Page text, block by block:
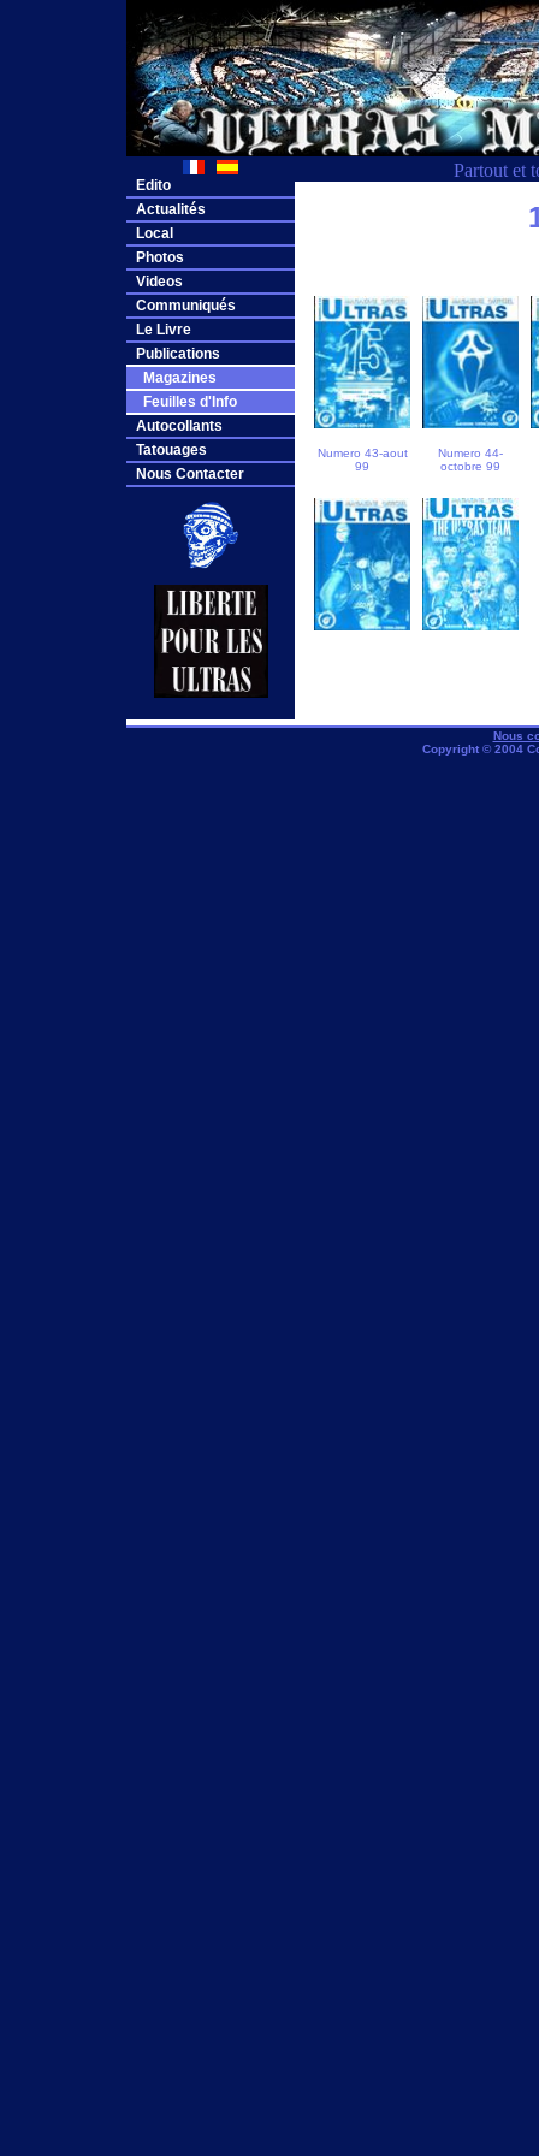
Partout et
Edito
Actualités
Local
Photos
Videos
Communiqués
Le Livre
Publications
Magazines
Feuilles d'Info
Autocollants
Tatouages
Nous Contacter
Numero 43-aout
99
Numero 44-
octobre 99
Nous
Copyright © 2004